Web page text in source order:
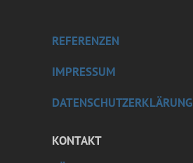
REFERENZEN
IMPRESSUM
DATENSCHUTZERKLÄRUNG
KONTAKT